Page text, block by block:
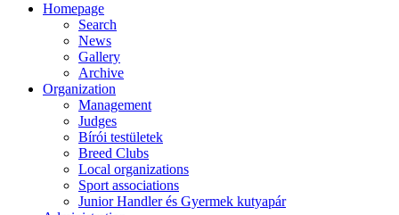
Homepage
Search
News
Gallery
Archive
Organization
Management
Judges
Bírói testületek
Breed Clubs
Local organizations
Sport associations
Junior Handler és Gyermek kutyapár